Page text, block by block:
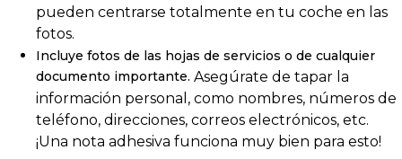
pueden centrarse totalmente en tu coche en las
fotos.
Incluye fotos de las hojas de servicios o de cualquier
documento importante. Asegúrate de tapar la
información personal, como nombres, números de
teléfono, direcciones, correos electrónicos, etc.
¡Una nota adhesiva funciona muy bien para esto!